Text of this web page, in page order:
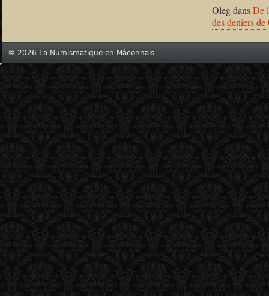
OlegdansDe
des deniers
© 2026 La Numismatique en Mâconnais